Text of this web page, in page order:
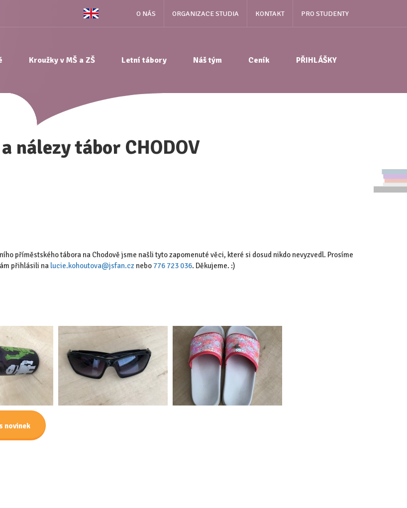
O NÁS ORGANIZACE STUDIA KONTAKT PRO STUDENTY
Kroužky v MŠ a ZŠ Letní tábory Náš tým Ceník PŘIHLÁŠKY
nálezy tábor CHODOV
příměstského tábora na Chodově jsme našli tyto zapomenuté věci, které si dosud nikdo nevyzvedl. Prosíme
přihlásili na lucie.kohoutova@jsfan.cz nebo 776 723 036. Děkujeme. :)
novinek